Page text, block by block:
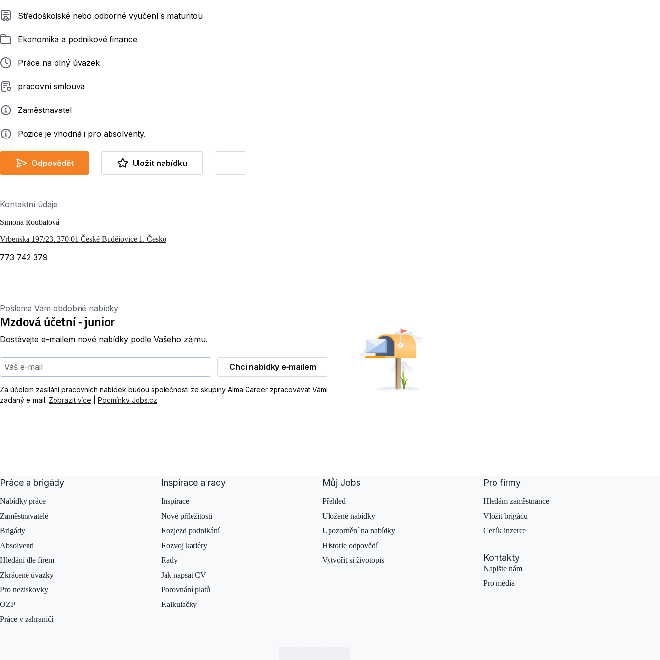
Požadované vzdělání
Středoškolské nebo odborné vyučení s maturitou
ZařazenoEkonomika a podnikové finance
Typ pracovního poměru
Práce na plný úvazek
Typ smluvního vztahu
pracovní smlouva
ZadavatelZaměstnavatel
Info Pozice je vhodná i pro absolventy.
Odpovědět Uložit nabídku
Kontaktní údaje
Simona Roubalová
Vrbenská 197/23, 370 01 České Budějovice 1, Česko
773 742 379
Pošleme Vám obdobné nabídky
Mzdová účetní - junior
Dostávejte e-mailem nové nabídky podle Vašeho zájmu.
Váš e-mail
Chci nabídky e‑mailem
Za účelem zasílání pracovních nabídek budou společnosti ze skupiny Alma Career zpracovávat Vámi
zadaný e‑mail. Zobrazit více Podmínky Jobs.cz
Práce a brigády
Nabídky práce
Zaměstnavatelé
Brigády
Absolventi
Hledání dle firem
Zkrácené úvazky
Pro neziskovky
OZP
Práce v zahraničí
Inspirace a rady
Inspirace
Nové příležitosti
Rozjezd podnikání
Rozvoj kariéry
Rady
Jak napsat CV
Porovnání platů
Kalkulačky
Můj Jobs
Přehled
Uložené nabídky
Upozornění na nabídky
Historie odpovědí
Vytvořit si životopis
Pro firmy
Hledám zaměstnance
Vložit brigádu
Ceník inzerce
Kontakty
Napište nám
Pro média